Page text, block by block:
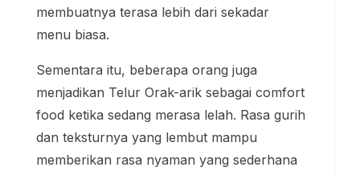
membuatnya terasa lebih dari sekadar
menu biasa.
Sementara itu, beberapa orang juga
menjadikan Telur Orak-arik sebagai comfort
food ketika sedang merasa lelah. Rasa gurih
dan teksturnya yang lembut mampu
memberikan rasa nyaman yang sederhana